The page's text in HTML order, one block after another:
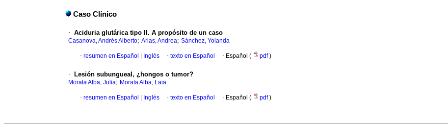
Caso Clínico
· Aciduria glutárica tipo II. A propósito de un caso
Casanova, Andrés Alberto; Arias, Andrea; Sánchez, Yolanda
· resumen en Español Inglés · texto en Español · Español ( pdf)
· Lesión subungueal, ¿hongos o tumor?
Morata Alba, Julia; Morata Alba, Laia
· resumen en Español Inglés · texto en Español · Español ( pdf)